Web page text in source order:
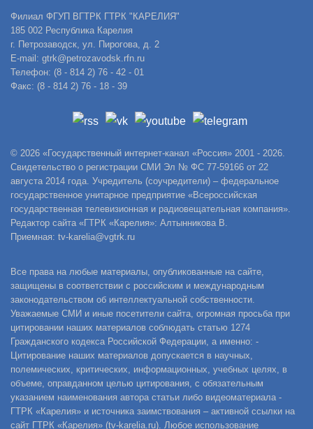
Филиал ФГУП ВГТРК ГТРК "КАРЕЛИЯ"
185 002 Республика Карелия
г. Петрозаводск, ул. Пирогова, д. 2
E-mail: gtrk@petrozavodsk.rfn.ru
Телефон: (8 - 814 2) 76 - 42 - 01
Факс: (8 - 814 2) 76 - 18 - 39
© 2026 «Государственный интернет-канал «Россия» 2001 - 2026.
Свидетельство о регистрации СМИ Эл № ФС 77-59166 от 22
августа 2014 года. Учредитель (соучредители) – федеральное
государственное унитарное предприятие «Всероссийская
государственная телевизионная и радиовещательная компания».
Редактор сайта «ГТРК «Карелия»: Алтынникова В.
Приемная: tv-karelia@vgtrk.ru
Все права на любые материалы, опубликованные на сайте,
защищены в соответствии с российским и международным
законодательством об интеллектуальной собственности.
Уважаемые СМИ и иные посетители сайта, огромная просьба при
цитировании наших материалов соблюдать статью 1274
Гражданского кодекса Российской Федерации, а именно: -
Цитирование наших материалов допускается в научных,
полемических, критических, информационных, учебных целях, в
объеме, оправданном целью цитирования, с обязательным
указанием наименования автора статьи либо видеоматериала -
ГТРК «Карелия» и источника заимствования – активной ссылки на
сайт ГТРК «Карелия» (tv-karelia.ru). Любое использование